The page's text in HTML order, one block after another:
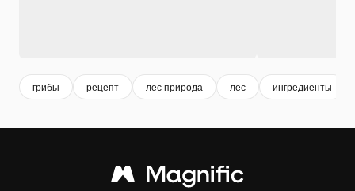
грибы рецепт лес природа лес ингредиенты